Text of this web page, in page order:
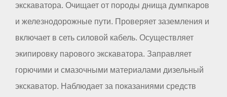
экскаватора. Очищает от породы днища думпкаров
и железнодорожные пути. Проверяет заземления и
включает в сеть силовой кабель. Осуществляет
экипировку парового экскаватора. Заправляет
горючими и смазочными материалами дизельный
экскаватор. Наблюдает за показаниями средств